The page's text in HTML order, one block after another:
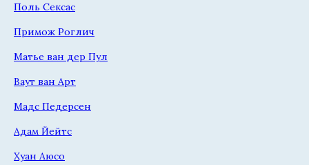
Поль Сексас
Примож Роглич
Матье ван дер Пул
Ваут ван Арт
Мадс Педерсен
Адам Йейтс
Хуан Аюсо